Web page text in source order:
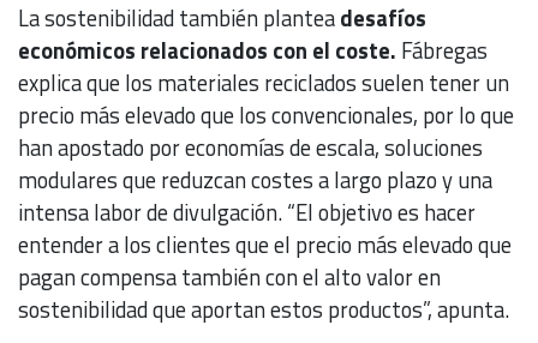
La sostenibilidad también planteadesafíos
económicos relacionados con el coste. Fábregas
explica que los materiales reciclados suelen tener un
precio más elevado que los convencionales, por lo que
han apostado por economías de escala, soluciones
modulares que reduzcan costes a largo plazo y una
intensa labor de divulgación. “El objetivo es hacer
entender a los clientes que el precio más elevado que
pagan compensa también con el alto valor en
sostenibilidad que aportan estos productos”, apunta.